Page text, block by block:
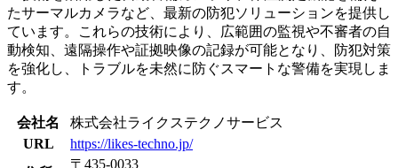
たサーマルカメラなど、最新の防犯ソリューションを提供し
ています。​これらの技術により、広範囲の監視や不審者の自
動検知、遠隔操作や証拠映像の記録が可能となり、防犯対策
を強化し、トラブルを未然に防ぐスマートな警備を実現しま
す。
会社名
株式会社ライクステクノサービス
URL
https://likes-techno.jp/
〒435-0033